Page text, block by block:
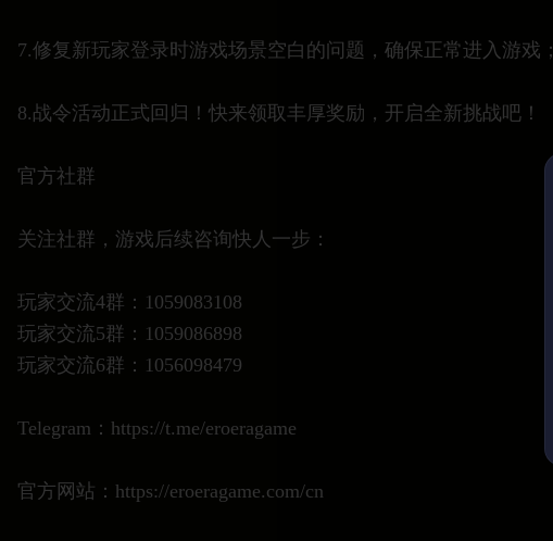
7.修复新玩家登录时游戏场景空白的问题，确保正常进入游戏；
8.战令活动正式回归！快来领取丰厚奖励，开启全新挑战吧！
官方社群
关注社群，游戏后续咨询快人一步：
玩家交流4群：1059083108
玩家交流5群：1059086898
玩家交流6群：1056098479
Telegram：https://t.me/eroeragame
官方网站：https://eroeragame.com/cn